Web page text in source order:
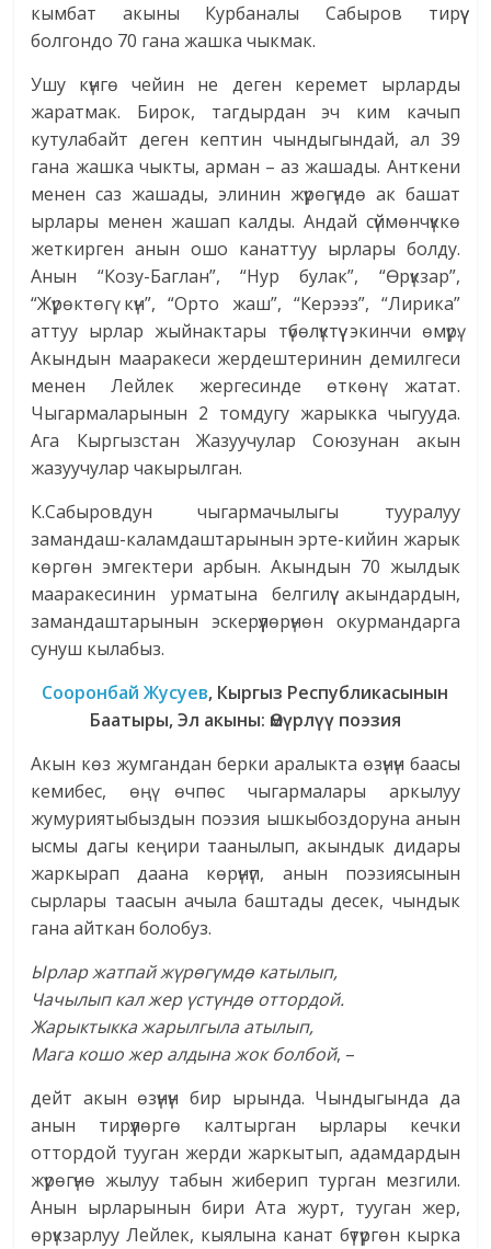
кымбат акыны Курбаналы Сабыров тирүү
болгондо 70 гана жашка чыкмак.
Ушу күнгө чейин не деген керемет ырларды
жаратмак. Бирок, тагдырдан эч ким качып
кутулабайт деген кептин чындыгындай, ал 39
гана жашка чыкты, арман – аз жашады. Анткени
менен саз жашады, элинин жүрөгүндө ак башат
ырлары менен жашап калды. Андай сүймөнчүккө
жеткирген анын ошо канаттуу ырлары болду.
Анын “Козу-Баглан”, “Нур булак”, “Өрүкзар”,
“Жүрөктөгү күн”, “Орто жаш”, “Керээз”, “Лирика”
аттуу ырлар жыйнактары түбөлүктүү экинчи өмүрү.
Акындын мааракеси жердештеринин демилгеси
менен Лейлек жергесинде өткөнү жатат.
Чыгармаларынын 2 томдугу жарыкка чыгууда.
Ага Кыргызстан Жазуучулар Союзунан акын
жазуучулар чакырылган.
К.Сабыровдун чыгармачылыгы тууралуу
замандаш-каламдаштарынын эр­те-кийин жарык
көргөн эмгектери арбын. Акындын 70 жылдык
мааракесинин урматына белгилүү акындардын,
замандаштарынын эскерүүлөрүнөн окурмандарга
сунуш кылабыз.
Сооронбай Жусуев, Кыргыз Республикасынын
Баатыры, Эл акыны: Өмүрлүү поэзия
Акын көз жумгандан берки аралыкта өзүнүн баасы
кемибес, өңү өчпөс чыгармалары аркылуу
жумуриятыбыздын поэзия ышкыбоздоруна анын
ысмы дагы кеңири таанылып, акындык дидары
жаркырап даана көрүнүп, анын поэзиясынын
сырлары таасын ачыла баштады десек, чындык
гана айткан болобуз.
Ырлар жатпай жүрөгүмдө катылып,
Чачылып кал жер үстүндө оттордой.
Жарыктыкка жарылгыла атылып,
Мага кошо жер алдына жок болбой, –
дейт акын өзүнүн бир ырында. Чындыгында да
анын тирүүлөргө калтырган ырлары кечки
оттордой тууган жерди жаркытып, адамдардын
жүрөгүнө жылуу табын жиберип турган мезгили.
Анын ырларынын бири Ата журт, тууган жер,
өрүкзарлуу Лейлек, кыялына канат бүтүргөн кырка